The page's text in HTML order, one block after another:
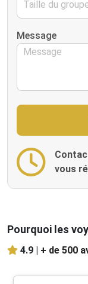
Message
vous
Pourquoi les
4.9 | + de 500